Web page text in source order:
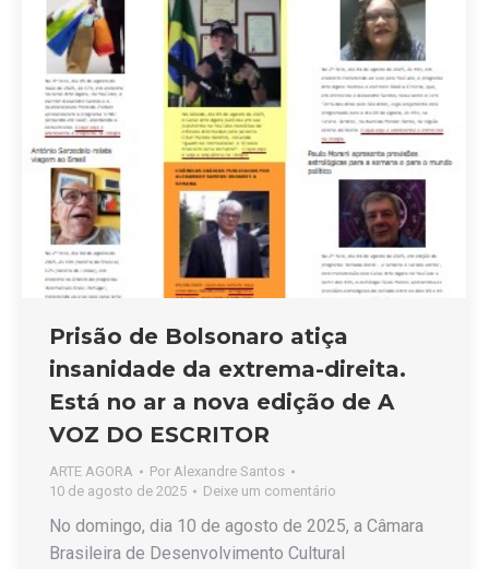
Prisão de Bolsonaro atiça
insanidade da extrema-direita.
Está no ar a nova edição de A
VOZ DO ESCRITOR
ARTE AGORA Por Alexandre Santos
10 de agosto de 2025
Deixe um comentário
No domingo, dia 10 de agosto de 2025, a Câmara
Brasileira de Desenvolvimento Cultural